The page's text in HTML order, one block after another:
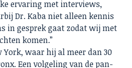
ervaring met interviews,
Dr. Kaba niet alleen kennis
in gesprek gaat zodat wij met
komen.”
waar hij al meer dan 30
Een volgeling van de pan-